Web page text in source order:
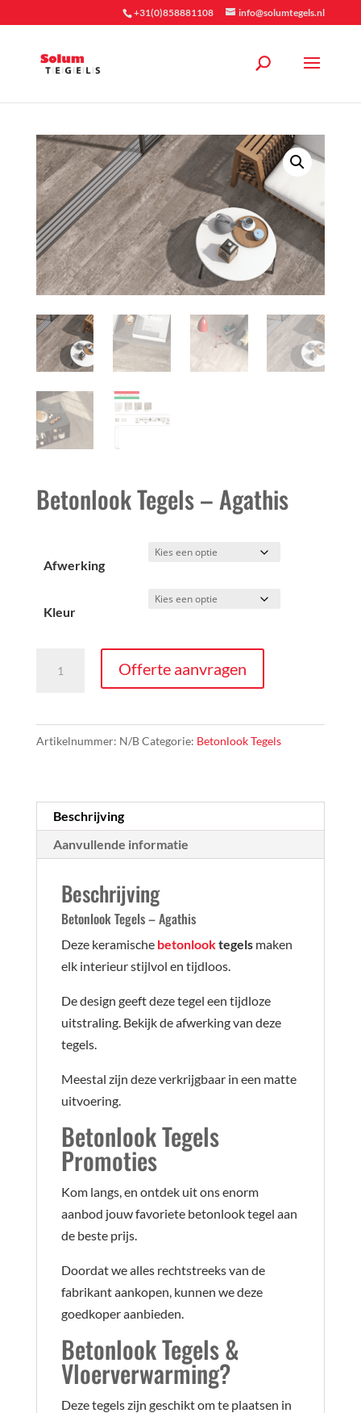
+31(0)858881108 info@solumtegels.nl
Betonlook Tegels – Agathis
Afwerking
Kleur
Tegels
Agathis
aantal
Offerte aanvragen
Artikelnummer: N/BCategorie: Betonlook Tegels
Beschrijving
Aanvullende informatie
Beschrijving
Betonlook Tegels – Agathis
Deze keramische betonlooktegelsmaken
elk interieur stijlvol en tijdloos.
De design geeft deze tegel een tijdloze
uitstraling. Bekijk de afwerking van deze
tegels.
Meestal zijn deze verkrijgbaar in een matte
uitvoering.
Betonlook Tegels
Promoties
Kom langs, en ontdek uit ons enorm
aanbod jouw favoriete betonlook tegel aan
de beste prijs.
Doordat we alles rechtstreeks van de
fabrikant aankopen, kunnen we deze
goedkoper aanbieden.
Betonlook Tegels &
Vloerverwarming?
Deze tegels zijn geschikt om te plaatsen in